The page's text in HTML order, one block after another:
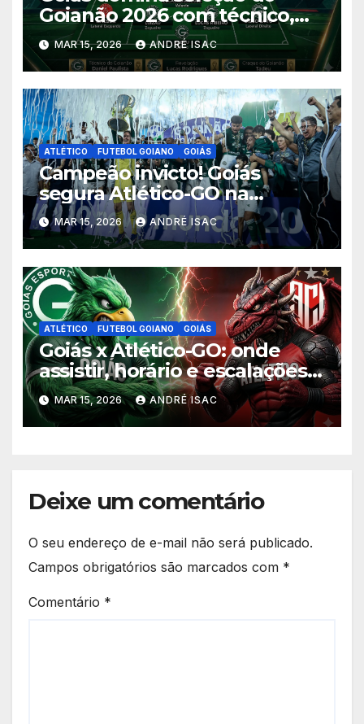
Goianão 2026 com técnico,
sete jogadores, revelação e
craque do campeonato
MAR 15, 2026 ANDRÉ ISAC
ATLÉTICO FUTEBOL GOIANO GOIÁS
Campeão invicto! Goiás
segura Atlético-GO na
Serrinha e levanta o título do
Goianão 2026
MAR 15, 2026 ANDRÉ ISAC
ATLÉTICO FUTEBOL GOIANO GOIÁS
Goiás x Atlético-GO: onde
assistir, horário e escalações
da final do Goianão 2026
MAR 15, 2026 ANDRÉ ISAC
Deixe um comentário
O seu endereço de e-mail não será publicado.
Campos obrigatórios são marcados com *
Comentário *